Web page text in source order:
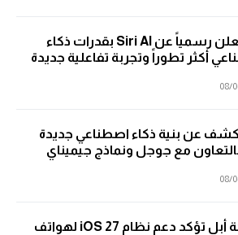
أبل تعلن رسمياً عن Siri AI بقدرات ذكاء
أكثر تطوراً وتجربة تفاعلية جديدة
08/
عن بنية ذكاء اصطناعي جديدة
بالتعاون مع جوجل ونماذج جيميناي
08/
شركة أبل تؤكد دعم نظام iOS 27 لهواتف